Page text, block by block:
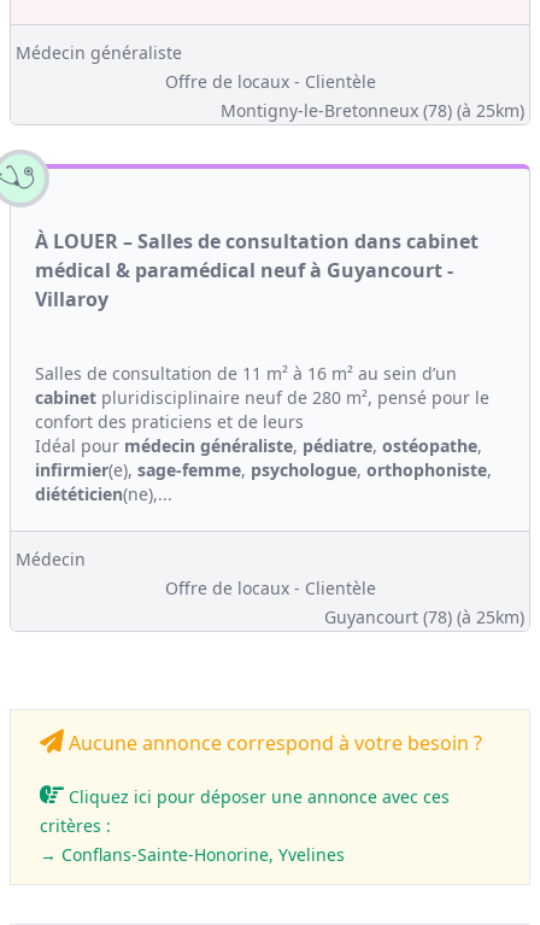
Médecin généraliste
Offre de locaux - Clientèle
Montigny-le-Bretonneux (78) (à 25km)
À LOUER – Salles de consultation dans cabinet
médical & paramédical neuf à Guyancourt -
Villaroy
Salles de consultation de 11 m² à 16 m² au sein d’un
cabinet pluridisciplinaire neuf de 280 m², pensé pour le
confort des praticiens et de leurs
Idéal pour médecin généraliste, pédiatre, ostéopathe,
infirmier(e), sage-femme, psychologue, orthophoniste,
diététicien(ne),...
Médecin
Offre de locaux - Clientèle
Guyancourt (78) (à 25km)
Aucune annonce correspond à votre besoin ?
Cliquez ici pour déposer une annonce avec ces
critères :
→ Conflans-Sainte-Honorine, Yvelines